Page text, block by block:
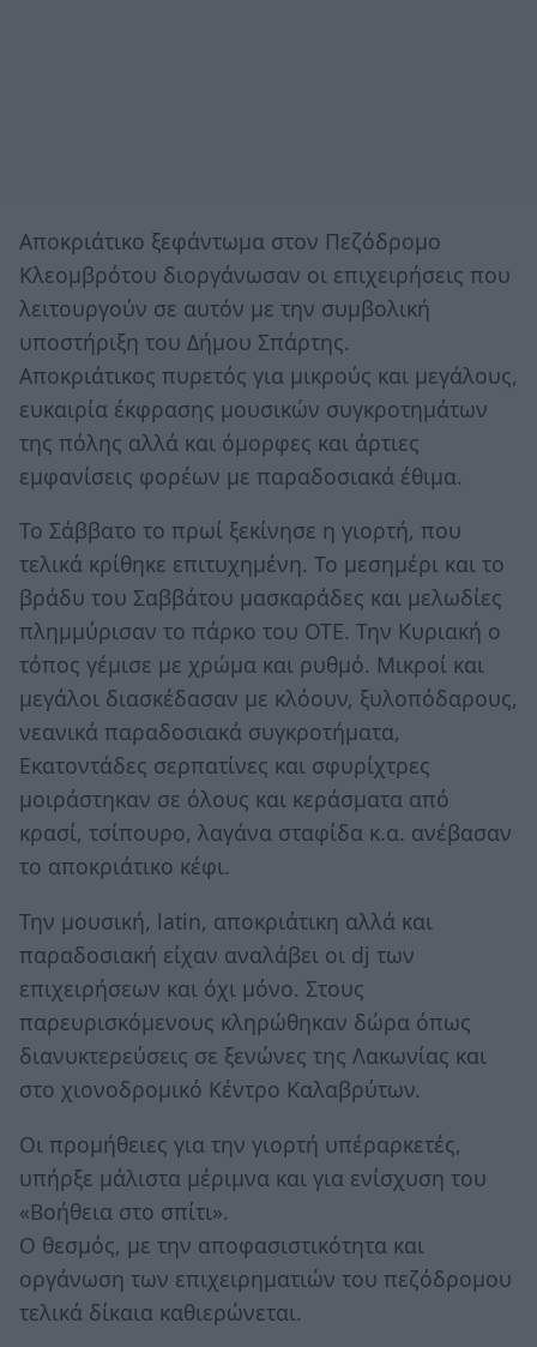
Αποκριάτικο ξεφάντωμα στον Πεζόδρομο
Κλεομβρότου διοργάνωσαν οι επιχειρήσεις που
λειτουργούν σε αυτόν με την συμβολική
υποστήριξη του Δήμου Σπάρτης.
Αποκριάτικος πυρετός για μικρούς και μεγάλους,
ευκαιρία έκφρασης μουσικών συγκροτημάτων
της πόλης αλλά και όμορφες και άρτιες
εμφανίσεις φορέων με παραδοσιακά έθιμα.
Το Σάββατο το πρωί ξεκίνησε η γιορτή, που
τελικά κρίθηκε επιτυχημένη. Το μεσημέρι και το
βράδυ του Σαββάτου μασκαράδες και μελωδίες
πλημμύρισαν το πάρκο του ΟΤΕ. Την Κυριακή ο
τόπος γέμισε με χρώμα και ρυθμό. Μικροί και
μεγάλοι διασκέδασαν με κλόουν, ξυλοπόδαρους,
νεανικά παραδοσιακά συγκροτήματα,
Εκατοντάδες σερπατίνες και σφυρίχτρες
μοιράστηκαν σε όλους και κεράσματα από
κρασί, τσίπουρο, λαγάνα σταφίδα κ.α. ανέβασαν
το αποκριάτικο κέφι.
Την μουσική, latin, αποκριάτικη αλλά και
παραδοσιακή είχαν αναλάβει οι dj των
επιχειρήσεων και όχι μόνο. Στους
παρευρισκόμενους κληρώθηκαν δώρα όπως
διανυκτερεύσεις σε ξενώνες της Λακωνίας και
στο χιονοδρομικό Κέντρο Καλαβρύτων.
Οι προμήθειες για την γιορτή υπέραρκετές,
υπήρξε μάλιστα μέριμνα και για ενίσχυση του
«Βοήθεια στο σπίτι».
Ο θεσμός, με την αποφασιστικότητα και
οργάνωση των επιχειρηματιών του πεζόδρομου
τελικά δίκαια καθιερώνεται.